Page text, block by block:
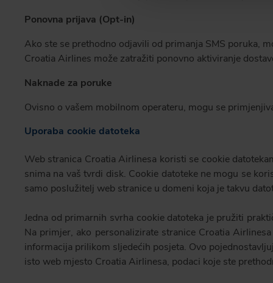
Ponovna prijava (Opt-in)
Ako ste se prethodno odjavili od primanja SMS poruka,
Croatia Airlines može zatražiti ponovno aktiviranje
Naknade za poruke
Ovisno o vašem mobilnom operateru, mogu se
Uporaba cookie datoteka
Web stranica Croatia Airlinesa koristi se cookie
snima na vaš tvrdi disk. Cookie datoteke ne mogu se
samo poslužitelj web stranice u domeni koja je takvu
Jedna od primarnih svrha cookie datoteka je pružiti
Na primjer, ako personalizirate stranice Croatia
informacija prilikom sljedećih posjeta. Ovo
isto web mjesto Croatia Airlinesa, podaci koje ste